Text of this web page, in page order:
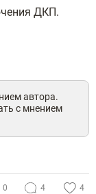
ДКП.
автора.
с мнением
0 4 4